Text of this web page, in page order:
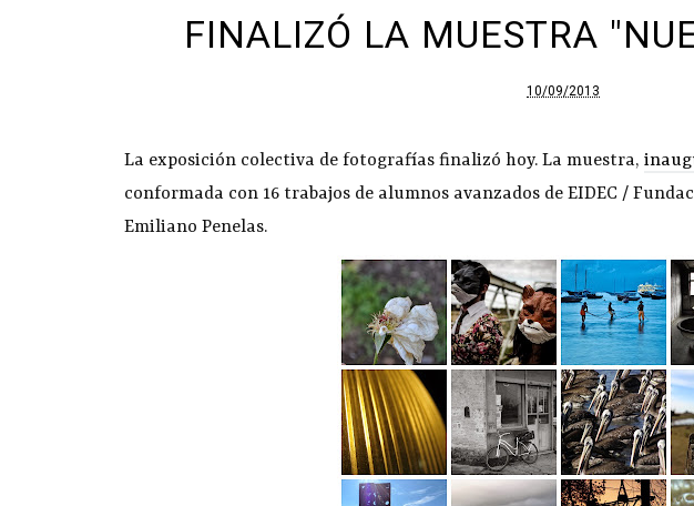
FINALIZÓ LA MUESTRA
10/09/2013
La exposición colectiva de fotografías finalizó hoy. La muestra,
conformada con 16 trabajos de alumnos avanzados de EIDEC /
Emiliano Penelas.